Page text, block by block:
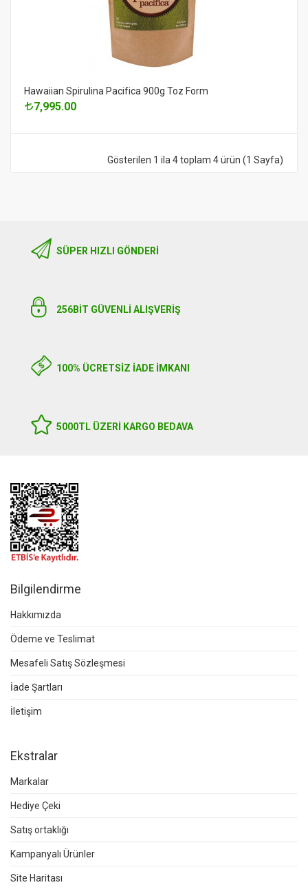
Hawaiian Spirulina Pacifica 900g Toz Form
7,995.00
Gösterilen 1 ila 4 toplam 4 ürün (1 Sayfa)
SÜPER HIZLI GÖNDERI
256BIT GÜVENLİ ALIŞVERİŞ
100% ÜCRETSİZ İADE İMKANI
5000TL ÜZERI KARGO BEDAVA
Bilgilendirme
Hakkımızda
Ödeme ve Teslimat
Mesafeli Satış Sözleşmesi
İade Şartları
İletişim
Ekstralar
Markalar
Hediye Çeki
Satış ortaklığı
Kampanyalı Ürünler
Site Haritası